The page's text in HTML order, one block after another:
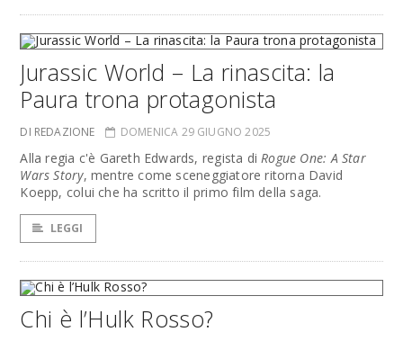
Jurassic World – La rinascita: la
Paura trona protagonista
DI REDAZIONE DOMENICA 29 GIUGNO 2025
Alla regia c'è Gareth Edwards, regista diRogue One: A Star
Wars Story, mentre come sceneggiatore ritorna David
Koepp, colui che ha scritto il primo film della saga.
LEGGI
Chi è l’Hulk Rosso?